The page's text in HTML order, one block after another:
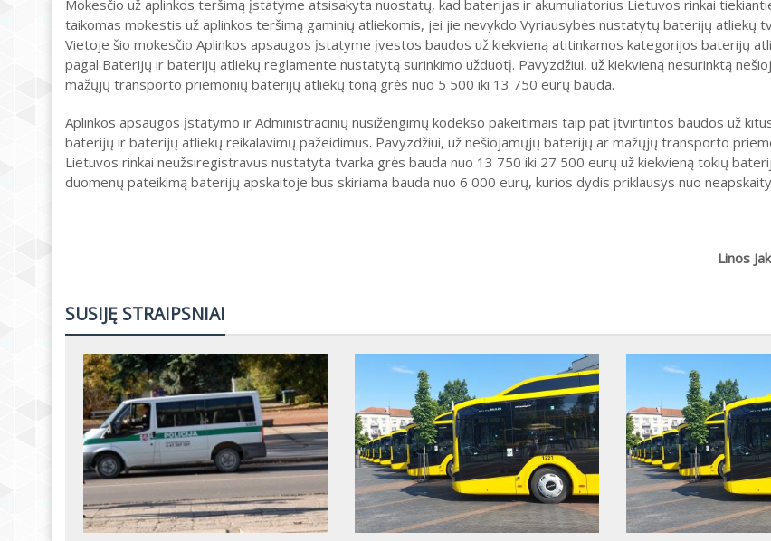
Mokesčio už aplinkos teršimą įstatyme atsisakyta nuostatų, kad baterijas ir akumuliatorius Lietuvos rinkai
taikomas mokestis už aplinkos teršimą gaminių atliekomis, jei jie nevykdo Vyriausybės nustatytų baterijų atliekų
Vietoje šio mokesčio Aplinkos apsaugos įstatyme įvestos baudos už kiekvieną atitinkamos kategorijos baterijų
pagal Baterijų ir baterijų atliekų reglamente nustatytą surinkimo užduotį. Pavyzdžiui, už kiekvieną nesurinktą
mažųjų transporto priemonių baterijų atliekų toną grės nuo 5 500 iki 13 750 eurų bauda.
Aplinkos apsaugos įstatymo ir Administracinių nusižengimų kodekso pakeitimais taip pat įtvirtintos baudos už
baterijų ir baterijų atliekų reikalavimų pažeidimus. Pavyzdžiui, už nešiojamųjų baterijų ar mažųjų transporto
Lietuvos rinkai neužsiregistravus nustatyta tvarka grės bauda nuo 13 750 iki 27 500 eurų už kiekvieną tokių
duomenų pateikimą baterijų apskaitoje bus skiriama bauda nuo 6 000 eurų, kurios dydis priklausys nuo
Linos
SUSIJĘ STRAIPSNIAI